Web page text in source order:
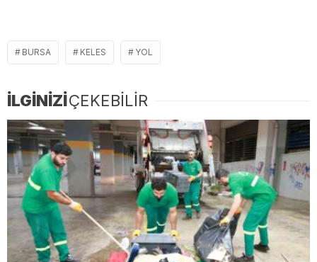
BURSA KELES YOL
İLGİNİZİÇEKEBİLİR